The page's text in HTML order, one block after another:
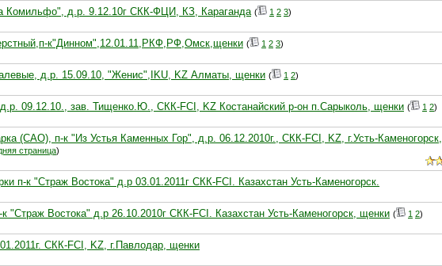
Комильфо", д.р. 9.12.10г СКК-ФЦИ, КЗ, Караганда ( 1 2 3)
к"Динном",12.01.11,РКФ,РФ,Омск,щенки ( 1 2 3)
д.р. 15.09.10, "Женис",IKU, KZ Алматы, щенки ( 1 2)
09.12.10., зав. Тищенко.Ю., СКК-FCI, KZ Костанайский р-он п.Сарыколь, щенки ( 1 2)
(САО), п-к "Из Устья Каменных Гор", д.р. 06.12.2010г., СКК-FCI, KZ, г.Усть-Каменогорск,
страница)
п-к "Страж Востока" д.р 03.01.2011г СКК-FCI. Казахстан Усть-Каменогорск.
к "Страж Востока" д.р 26.10.2010г СКК-FCI. Казахстан Усть-Каменогорск, щенки ( 1 2)
CКК-FCI, KZ, г.Павлодар, щенки